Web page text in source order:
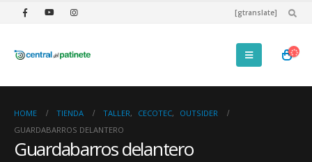
[gtranslate]
HOME TIENDA TALLER, CECOTEC,
OUTSIDER
GUARDABARROS DELANTERO
Guardabarros delantero